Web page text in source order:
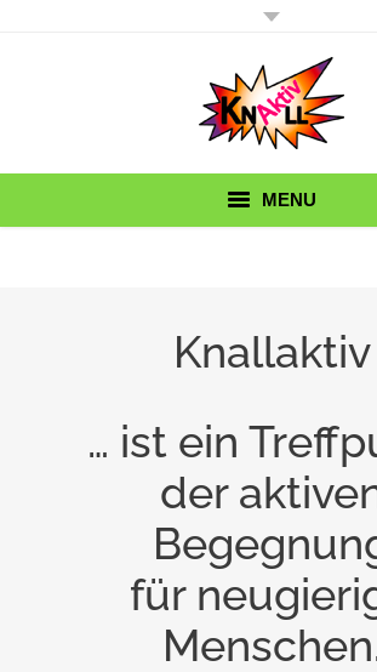
MENU
Termine
Hätten Sie’s gedacht?
Kontakt
Knallaktiv
… ist ein
der
für